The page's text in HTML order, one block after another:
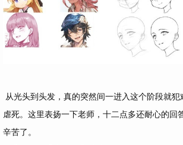
从光头到头发，真的突然间一进入这个阶段就犯
虐死。这里表扬一下老师，十二点多还耐心的回
辛苦了。